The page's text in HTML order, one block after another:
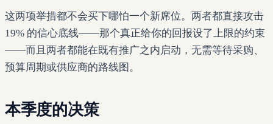
这两项举措都不会买下哪怕一个新席位。两者都直接攻击
19% 的信心底线——那个真正给你的回报设了上限的约束
——而且两者都能在既有推广之内启动，无需等待采购、
预算周期或供应商的路线图。
本季度的决策